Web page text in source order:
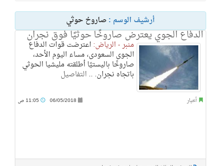
أرشيف الوسم :صاروخ حوثي
الدفاع الجوي يعترض صاروخًا حوثيًا فوق نجران
منبر - الرياض: اعترضت قوات الدفاع
الجوى السعودى، مساء اليوم الأحد،
صاروخًا باليستيًا أطلقته مليشيا الحوثي
باتجاه نجران. .. التفاصيل
أخبار 06/05/2018